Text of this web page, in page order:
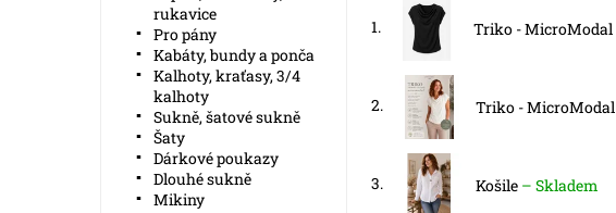
1. Triko - MicroModal
2. Triko - MicroModal
3. Košile –Skladem
rukavice
Pro pány
Kabáty, bundy a ponča
Kalhoty, kraťasy, 3/4
kalhoty
Sukně, šatové sukně
Šaty
Dárkové poukazy
Dlouhé sukně
Mikiny